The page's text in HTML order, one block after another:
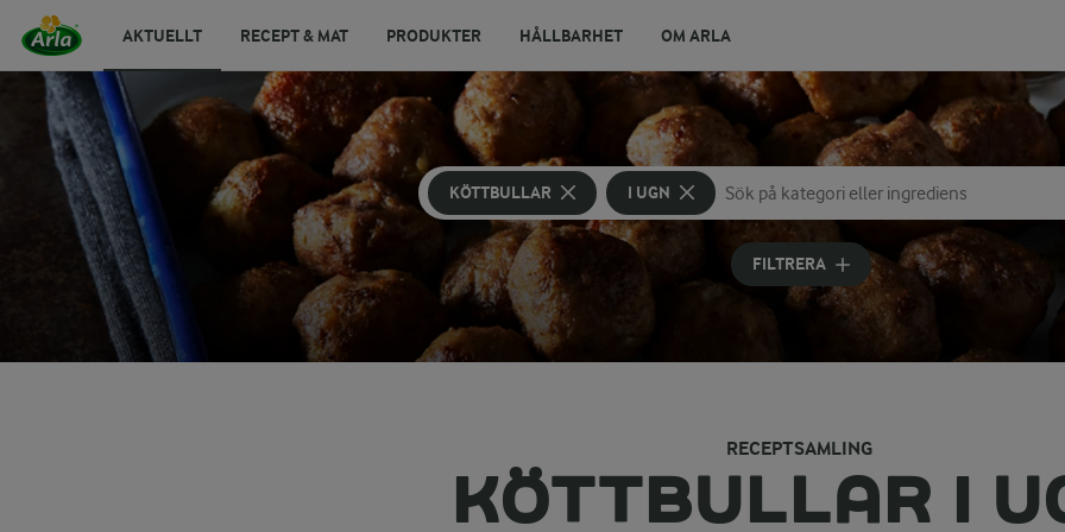
AKTUELLT RECEPT & MAT PRODUKTER HÅLLBARHET OM ARLA
KÖTTBULLAR I UGN
Sök på kategori eller ingrediens
Skriv in sökord för att få förslag
FILTRERA
RECEPTSAMLING
KÖTTBULLAR I